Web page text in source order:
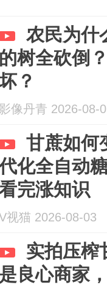
农民为什
的树全砍倒
？
影像丹青 2026-08-
甘蔗如何
化全自动
完涨知识
视猫 2026-08-03
实拍压榨
是良心商家